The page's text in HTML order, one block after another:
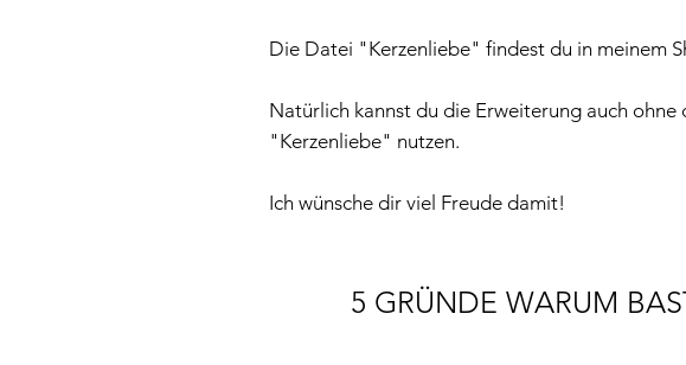
Die Datei "Kerzenliebe" findest du in meinem
Natürlich kannst du die Erweiterung auch ohne
"Kerzenliebe" nutzen.
Ich wünsche dir viel Freude damit!
5 GRÜNDE WARUM